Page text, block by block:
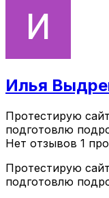
Илья
Протестирую
подготовлю
Нет отзывов 1
Протестирую
подготовлю